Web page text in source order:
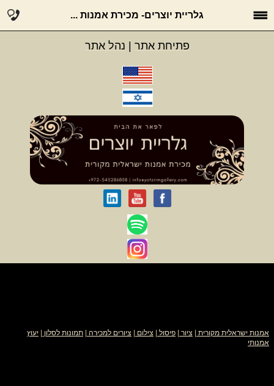
גלריית יוצרים- מכירת אמנות ...
פתיחת אתר נהל אתר
אמנות ישראלית מקורית ציור פיסול צילום ציורים למכירה תמונות לסלון
יעוץ
אמנותי